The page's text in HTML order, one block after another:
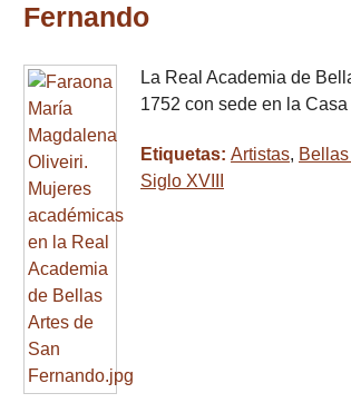
Fernando
La Real Academia de
1752 con sede en la
Etiquetas: Artistas,
Siglo XVIII